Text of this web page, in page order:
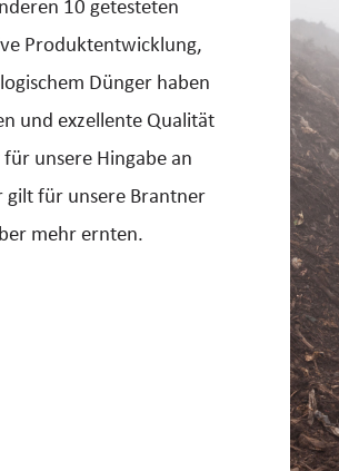
10 getesteten
Produktentwicklung,
Dünger haben
und exzellente Qualität
unsere Hingabe an
gilt für unsere Brantner
mehr ernten.